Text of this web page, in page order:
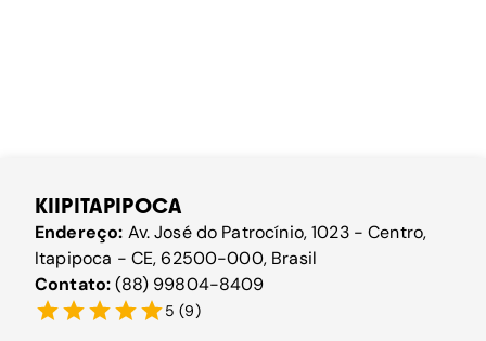
KIIPITAPIPOCA
Endereço: Av. José do Patrocínio, 1023 - Centro,
Itapipoca - CE, 62500-000, Brasil
Contato:(88) 99804-8409
5 (9)